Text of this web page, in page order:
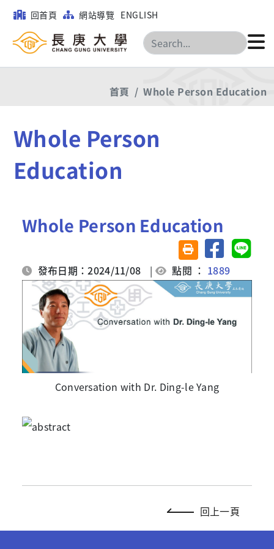
回首頁 網站導覽 ENGLISH
搜尋
首頁 Whole Person Education
Whole Person
Education
Whole Person Education
友善列印(另開視窗)
分享至臉書分享
發布日期：2024/11/08 | 點閱 ： 1889
Conversation with Dr. Ding-le Yang
回上一頁